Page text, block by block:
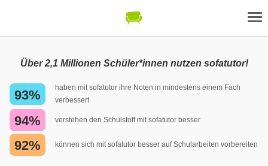
Über 2,1 Millionen Schüler*innen nutzen sofatutor!
93%
haben mit sofatutor ihre Noten in mindestens einem Fach
verbessert
94% verstehen den Schulstoff mit sofatutor besser
92% können sich mit sofatutor besser auf Schularbeiten vorbereiten